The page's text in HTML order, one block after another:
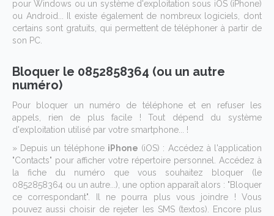
pour Windows ou un système d'exploitation sous iOS (iPhone)
ou Android... Il existe également de nombreux logiciels, dont
certains sont gratuits, qui permettent de téléphoner à partir de
son PC.
Bloquer le 0852858364 (ou un autre
numéro)
Pour bloquer un numéro de téléphone et en refuser les
appels, rien de plus facile ! Tout dépend du système
d'exploitation utilisé par votre smartphone... !
» Depuis un téléphone iPhone (iOS) : Accédez à l'application
"Contacts" pour afficher votre répertoire personnel. Accédez à
la fiche du numéro que vous souhaitez bloquer (le
0852858364 ou un autre...), une option apparaît alors : "Bloquer
ce correspondant". Il ne pourra plus vous joindre ! Vous
pouvez aussi choisir de rejeter les SMS (textos). Encore plus